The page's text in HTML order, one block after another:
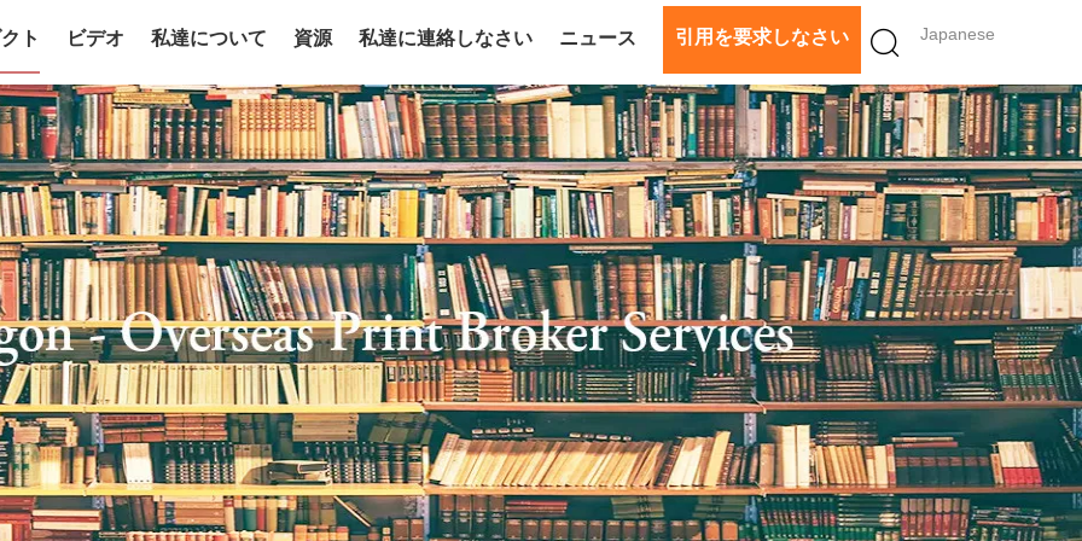
Japanese
ト ビデオ 私達について 資源 私達に連絡しなさい ニュース 引用を要求しなさい